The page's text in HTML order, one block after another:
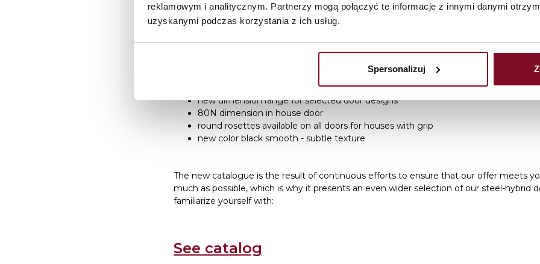
reklamowym i analitycznym. Partnerzy mogą połączyć te informacje z innymi danymi
uzyskanymi podczas korzystania z ich usług.
Spersonalizuj
version. And in it:
new dimension range for selected door designs
80N dimension in house door
round rosettes available on all doors for houses with grip
new color black smooth - subtle texture
The new catalogue is the result of continuous efforts to ensure that our offer meets
much as possible, which is why it presents an even wider selection of our steel-hybrid
familiarize yourself with:
See catalog